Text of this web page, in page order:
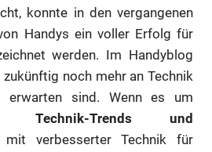
konnte in den vergangenen
Handys ein voller Erfolg für
werden. Im Handyblog
noch mehr an Technik
erwarten sind. Wenn es um
Technik-Trends und
mit verbesserter Technik für